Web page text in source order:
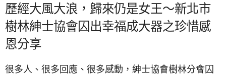
歷經大風大浪，歸來仍是女王～新北市
樹林紳士協會囚出幸福成大器之珍惜感
恩分享
很多人、 很多回應、很多感動，紳士協會樹林分會囚